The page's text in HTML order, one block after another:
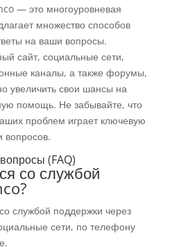
— это многоуровневая
множество способов
на ваши вопросы.
сайт, социальные сети,
каналы, а также форумы,
увеличить свои шансы на
помощь. Не забывайте, что
проблем играет ключевую
вопросов.
(FAQ)
со службой
службой поддержки через
сети, по телефону